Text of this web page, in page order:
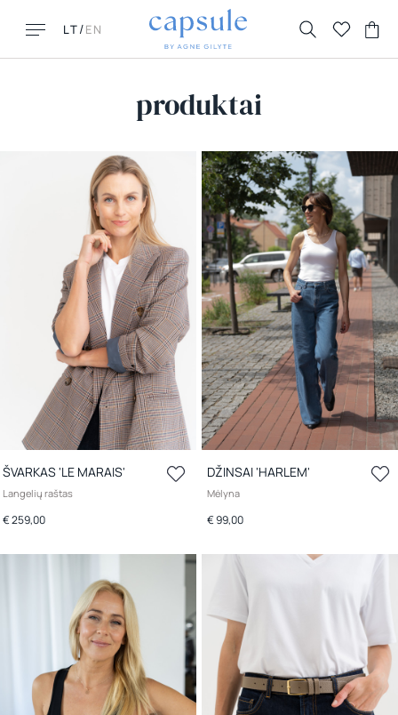
LT/EN
GAL ŠITO IEŠKAI?
Kontaktai
Grąžinimai ir keitimai
Pristatymas
POPULIARIAUSI
New New York
Honolulu
Florence
La Parisienne
produktai
ŠVARKAS 'LE MARAIS'
Langelių raštas
€ 259,00
DŽINSAI 'HARLEM'
Mėlyna
€ 99,00